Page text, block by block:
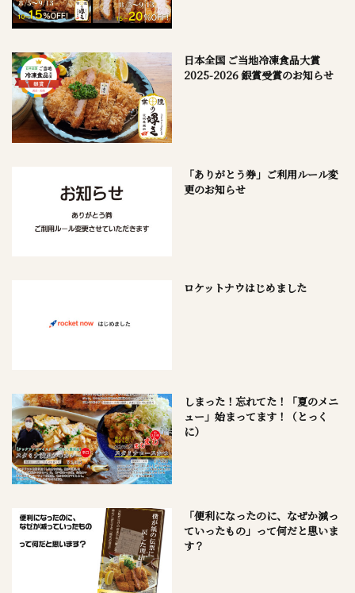
日本全国 ご当地冷凍食品大賞
2025-2026 銀賞受賞のお知らせ
「ありがとう券」ご利用ルール変
更のお知らせ
ロケットナウはじめました
しまった！忘れてた！「夏のメニ
ュー」始まってます！（とっく
に）
「便利になったのに、なぜか減っ
ていったもの」って何だと思いま
す？